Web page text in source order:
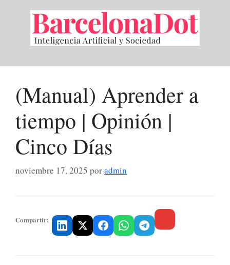
contenido
(Manual) Aprender a
tiempo | Opinión |
Cinco Días
noviembre 17, 2025 poradmin
Compartir: